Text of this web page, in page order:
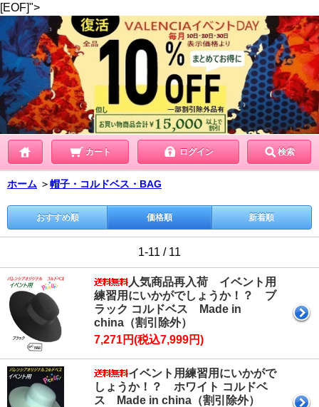
[EOF]">
カート ログイン 検索
ホーム ＞帽子・コルドベス・BAG
おすすめ順 価格順 新着順
1-11 / 11
人気商品再入荷 イベント用
練習用にいかがでしょうか！？ ブ
ラック コルドベス Made in
china（割引除外）
7,271円(税込7,999円)
イベント用練習用にいかがで
しょうか！？ ホワイト コルドベ
ス Made in china（割引除外）